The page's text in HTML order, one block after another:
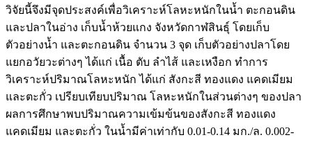
วิจัยนี้จึงมีจุดประสงค์เพื่อวิเคราะห์โลหะหนักในน้ำ ตะกอนดิน
และปลาในอ่าง เก็บน้ำห้วยแกง จังหวัดกาฬสินธุ์ โดยเก็บ
ตัวอย่างน้ำ และตะกอนดิน จำนวน 3 จุด เก็บตัวอย่างปลาโดย
แยกอวัยวะต่างๆ ได้แก่ เนื้อ ตับ ลำไส้ และเหงือก ทำการ
วิเคราะห์ปริมาณโลหะหนัก ได้แก่ สังกะสี ทองแดง แคดเมียม
และตะกั่ว เปรียบเทียบปริมาณ โลหะหนักในส่วนต่างๆ ของปลา
ผลการศึกษาพบปริมาณความเข้มข้นของสังกะสี ทองแดง
แคดเมียม และตะกั่ว ในน้ำมีค่าเท่ากับ 0.01-0.14 มก./ล. 0.002-